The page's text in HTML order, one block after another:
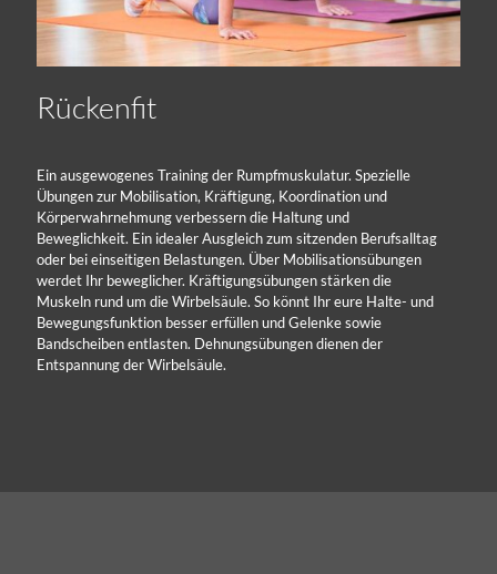
Rückenfit
Ein ausgewogenes Training der Rumpfmuskulatur. Spezielle
Übungen zur Mobilisation, Kräftigung, Koordination und
Körperwahrnehmung verbessern die Haltung und
Beweglichkeit. Ein idealer Ausgleich zum sitzenden Berufsalltag
oder bei einseitigen Belastungen. Über Mobilisationsübungen
werdet Ihr beweglicher. Kräftigungsübungen stärken die
Muskeln rund um die Wirbelsäule. So könnt Ihr eure Halte- und
Bewegungsfunktion besser erfüllen und Gelenke sowie
Bandscheiben entlasten. Dehnungsübungen dienen der
Entspannung der Wirbelsäule.